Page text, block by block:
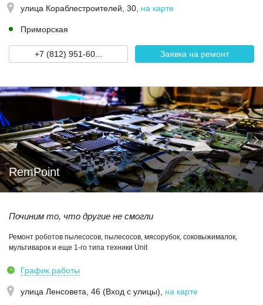
улица Кораблестроителей, 30 на карте
Приморская
+7 (812) 951-60... Заявка на ремонт
RemPoint
Починим то, что другие не смогли
Ремонт роботов пылесосов, пылесосов, мясорубок, соковыжималок,
мультиварок и еще 1-го типа техники Unit
График работы
улица Ленсовета, 46 (Вход с улицы) на карте